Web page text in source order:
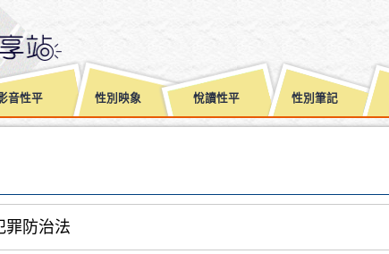
音性平 性別映象 悅讀性平 性別筆記
罪防治法